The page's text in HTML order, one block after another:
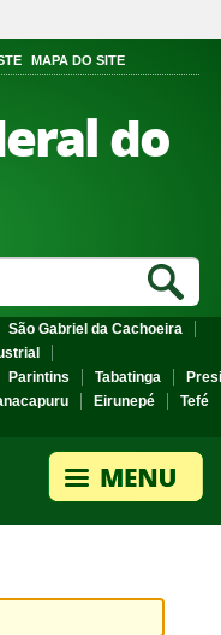
MAPA DO SITE
do
São Gabriel da Cachoeira
Parintins Tabatinga
Eirunepé
Tefé